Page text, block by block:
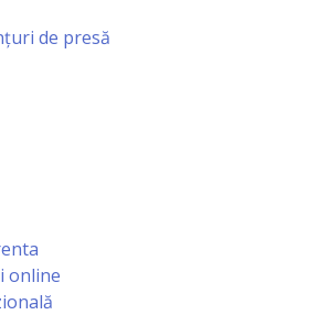
de presă
online